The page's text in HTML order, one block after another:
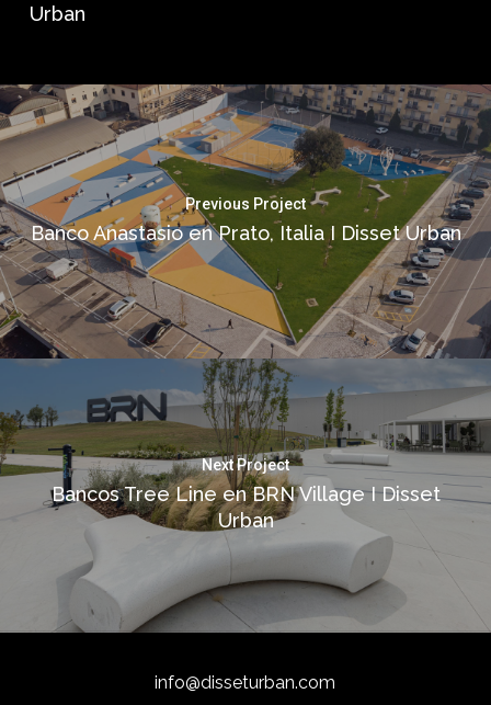
Urban
Previous Project
Banco Anastasio en Prato, Italia I Disset Urban
Next Project
Bancos Tree Line en BRN Village I Disset
Urban
info@disseturban.com